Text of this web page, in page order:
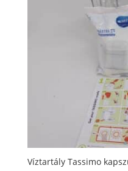
Víztartály Tassimo